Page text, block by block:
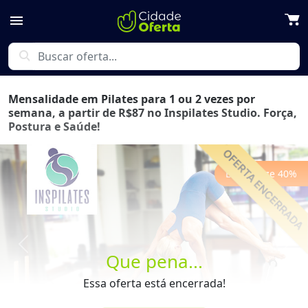
menu
search
Que pena...
Essa oferta está encerrada!
Mensalidade em Pilates para 1 ou 2 vezes por
semana, a partir de R$87 no Inspilates Studio. Força,
Postura e Saúde!
Economize 40%